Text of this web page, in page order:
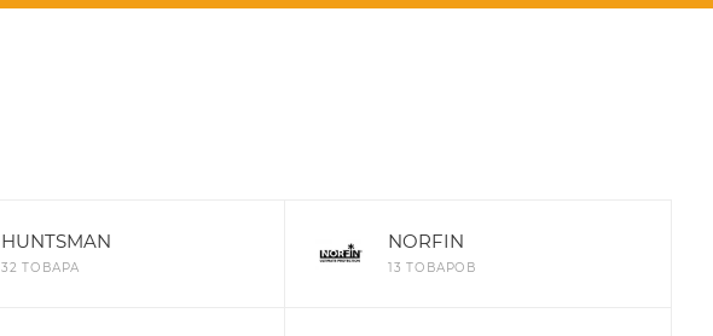
HUNTSMAN
32 ТОВАРА
NORFIN
13 ТОВАРОВ